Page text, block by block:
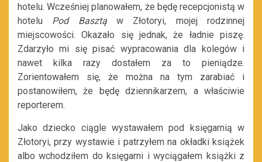
hotelu. Wcześniej planowałem, że będę recepcjonistą w
hotelu Pod Basztąw Złotoryi, mojej rodzinnej
miejscowości. Okazało się jednak, że ładnie piszę.
Zdarzyło mi się pisać wypracowania dla kolegów i
nawet kilka razy dostałem za to pieniądze.
Zorientowałem się, że można na tym zarabiać i
postanowiłem, że będę dziennikarzem, a właściwie
reporterem.
Jako dziecko ciągle wystawałem pod księgarnią w
Złotoryi, przy wystawie i patrzyłem na okładki książek
albo wchodziłem do księgarni i wyciągałem książki z